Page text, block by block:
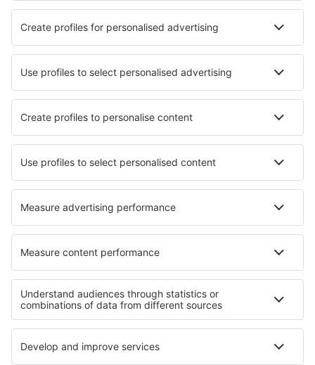
Unterkunft in Lewiston Unterkunft in Raudonė
Unterkunft in Montredon-Labessonnie Unterkunft in Anthony
Unterkunft in Alto Porvorim Unterkunft in Karlstejn
Die besten Unterkünfte - Regionen
Unterkunft auf Rügen Unterkunft an der Nordseeküste
Unterkunft am Chiemsee
Unterkunft auf den Ostfriesischen Inseln
Unterkunft in Monument Valley Unterkunft in Cochabamba
Unterkunft in Canyonlands-Nationalpark Unterkunft in Spis